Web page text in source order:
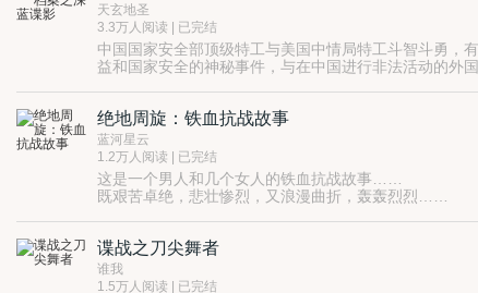
天玄地圣
3.3万人阅读 | 已完结
中国国家安全部顶级特工与美国中情局特工斗智斗勇，
益和国家安全的神秘事件，与在中国进行非法活动的外
绝地周旋：铁血抗战故事
蓝河星云
1.2万人阅读 | 已完结
这是一个男人和几个女人的铁血抗战故事……
既艰苦卓绝，悲壮惨烈，又浪漫曲折，轰轰烈烈……
谍战之刀尖舞者
谁我
1.5万人阅读 | 已完结